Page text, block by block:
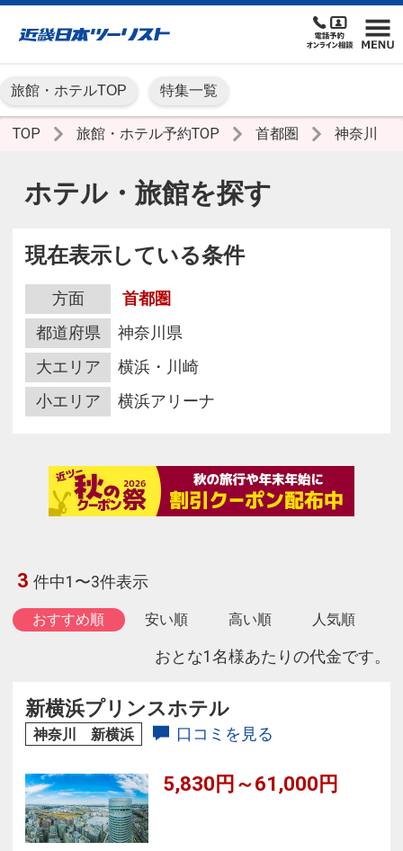
旅館・ホテルTOP 特集一覧
TOP 旅館・ホテル予約TOP 首都圏 神奈川
ホテル・旅館を探す
現在表示している条件
方面
首都圏
都道府県
神奈川県
大エリア
横浜・川崎
小エリア
横浜アリーナ
3 件中1〜3件表示
おすすめ順 安い順 高い順 人気順
おとな1名様あたりの代金です。
新横浜プリンスホテル
神奈川 新横浜 口コミを見る
5,830円～61,000円